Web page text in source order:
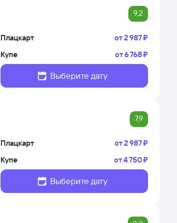
9,2
Плацкарт от2 ⁠987 ⁠₽
Купе
от6 ⁠768 ⁠₽
Выберите дату
7,9
Плацкарт от2 ⁠987 ⁠₽
Купе
от4 ⁠750 ⁠₽
Выберите дату